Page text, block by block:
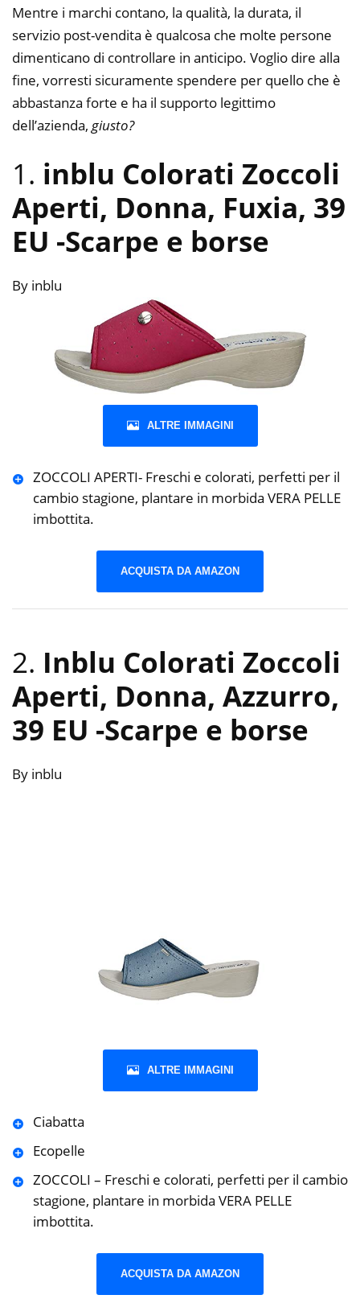
Mentre i marchi contano, la qualità, la durata, il
servizio post-vendita è qualcosa che molte persone
dimenticano di controllare in anticipo. Voglio dire alla
fine, vorresti sicuramente spendere per quello che è
abbastanza forte e ha il supporto legittimo
dell’azienda, giusto?
1. inblu Colorati Zoccoli
Aperti, Donna, Fuxia, 39
EU -Scarpe e borse
By inblu
ALTRE IMMAGINI
ZOCCOLI APERTI- Freschi e colorati, perfetti per il
cambio stagione, plantare in morbida VERA PELLE
imbottita.
ACQUISTA DA AMAZON
2. Inblu Colorati Zoccoli
Aperti, Donna, Azzurro,
39 EU -Scarpe e borse
By inblu
ALTRE IMMAGINI
Ciabatta
Ecopelle
ZOCCOLI – Freschi e colorati, perfetti per il cambio
stagione, plantare in morbida VERA PELLE
imbottita.
ACQUISTA DA AMAZON